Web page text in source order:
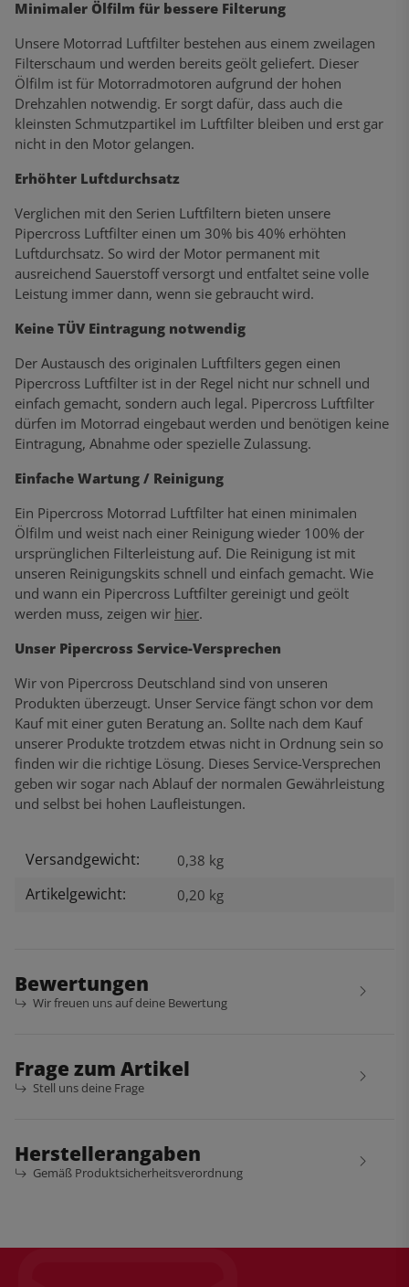
Minimaler Ölfilm für bessere Filterung
Unsere Motorrad Luftfilter bestehen aus einem zweilagen
Filterschaum und werden bereits geölt geliefert. Dieser
Ölfilm ist für Motorradmotoren aufgrund der hohen
Drehzahlen notwendig. Er sorgt dafür, dass auch die
kleinsten Schmutzpartikel im Luftfilter bleiben und erst gar
nicht in den Motor gelangen.
Erhöhter Luftdurchsatz
Verglichen mit den Serien Luftfiltern bieten unsere
Pipercross Luftfilter einen um 30% bis 40% erhöhten
Luftdurchsatz. So wird der Motor permanent mit
ausreichend Sauerstoff versorgt und entfaltet seine volle
Leistung immer dann, wenn sie gebraucht wird.
Keine TÜV Eintragung notwendig
Der Austausch des originalen Luftfilters gegen einen
Pipercross Luftfilter ist in der Regel nicht nur schnell und
einfach gemacht, sondern auch legal. Pipercross Luftfilter
dürfen im Motorrad eingebaut werden und benötigen keine
Eintragung, Abnahme oder spezielle Zulassung.
Einfache Wartung / Reinigung
Ein Pipercross Motorrad Luftfilter hat einen minimalen
Ölfilm und weist nach einer Reinigung wieder 100% der
ursprünglichen Filterleistung auf. Die Reinigung ist mit
unseren Reinigungskits schnell und einfach gemacht. Wie
und wann ein Pipercross Luftfilter gereinigt und geölt
werden muss, zeigen wir hier.
Unser Pipercross Service-Versprechen
Wir von Pipercross Deutschland sind von unseren
Produkten überzeugt. Unser Service fängt schon vor dem
Kauf mit einer guten Beratung an. Sollte nach dem Kauf
unserer Produkte trotzdem etwas nicht in Ordnung sein so
finden wir die richtige Lösung. Dieses Service-Versprechen
geben wir sogar nach Ablauf der normalen Gewährleistung
und selbst bei hohen Laufleistungen.
Produkteigenschaft
Wert
Versandgewicht: 0,38 kg
Artikelgewicht: 0,20 kg
Bewertungen
Wir freuen uns auf deine Bewertung
Frage zum Artikel
Stell uns deine Frage
Herstellerangaben
Gemäß Produktsicherheitsverordnung